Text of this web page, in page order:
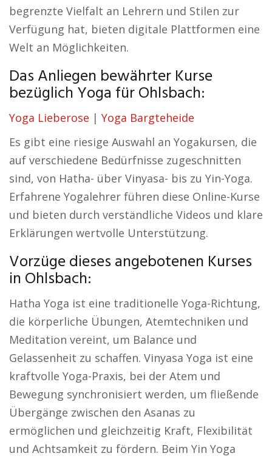
begrenzte Vielfalt an Lehrern und Stilen zur
Verfügung hat, bieten digitale Plattformen eine
Welt an Möglichkeiten.
Das Anliegen bewährter Kurse
bezüglich Yoga für Ohlsbach:
Yoga Lieberose | Yoga Bargteheide
Es gibt eine riesige Auswahl an Yogakursen, die
auf verschiedene Bedürfnisse zugeschnitten
sind, von Hatha- über Vinyasa- bis zu Yin-Yoga.
Erfahrene Yogalehrer führen diese Online-Kurse
und bieten durch verständliche Videos und klare
Erklärungen wertvolle Unterstützung.
Vorzüge dieses angebotenen Kurses
in Ohlsbach:
Hatha Yoga ist eine traditionelle Yoga-Richtung,
die körperliche Übungen, Atemtechniken und
Meditation vereint, um Balance und
Gelassenheit zu schaffen. Vinyasa Yoga ist eine
kraftvolle Yoga-Praxis, bei der Atem und
Bewegung synchronisiert werden, um fließende
Übergänge zwischen den Asanas zu
ermöglichen und gleichzeitig Kraft, Flexibilität
und Achtsamkeit zu fördern. Beim Yin Yoga